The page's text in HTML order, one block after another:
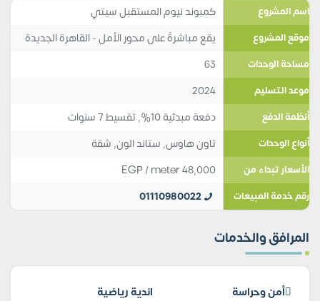
اسم المشروع كمبوند نيوم المستقبل سيتي
موقع المشروع يقع مباشرةً على محور الأمل - القاهرة الجديدة
مساحة الوحدات 63
موعد التسليم 2024
أنظمة الدفع دفعة مبدئية 10%, تقسيط 7 سنوات
أنواع الوحدات تاون هاوس, ستاند الون, شقة
الأسعار تبداء من 48,000
EGP/ meter
رقم خدمة المبيعات 01110980022
المرافق والخدمات
أمن وحراسة
اندية رياضية